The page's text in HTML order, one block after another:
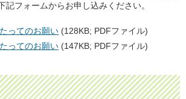
記フォームからお申し込みください。
ってのお願い (128KB; PDFファイル)
ってのお願い (147KB; PDFファイル)